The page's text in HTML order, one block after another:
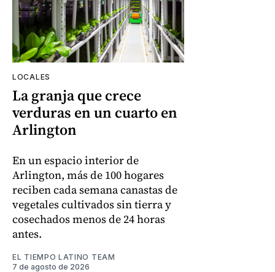
LOCALES
La granja que crece
verduras en un cuarto en
Arlington
En un espacio interior de
Arlington, más de 100 hogares
reciben cada semana canastas de
vegetales cultivados sin tierra y
cosechados menos de 24 horas
antes.
EL TIEMPO LATINO TEAM
7 de agosto de 2026